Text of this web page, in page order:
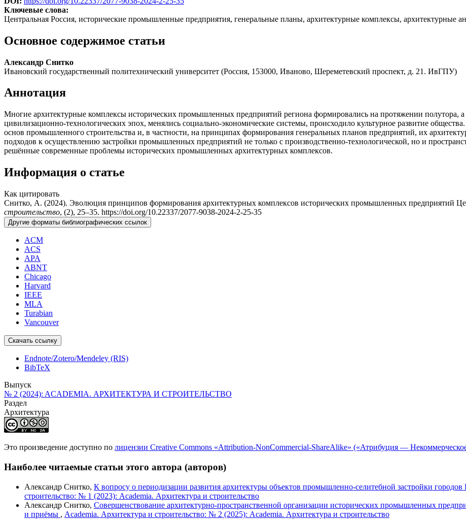
Ключевые слова:
Центральная Россия, исторические промышленные предприятия, генеральные планы, архитектурные комплексы, архитектурные
Основное содержимое статьи
Александр Снитко
Ивановский государственный политехнический университет (Россия, 153000, Иваново, Шереметевский проспект, д. 21. ИвГПУ)
Аннотация
Многие архитектурные комплексы исторических промышленных предприятий региона формировались на протяжении полутора, а
цивилизационно-технологических эпох, менялись социально-экономические системы, происходило культурное развитие
основ промышленного строительства и, в частности, на принципах формирования генеральных планов предприятий, их
подходов к осуществлению застройки промышленных предприятий не только с производственно-технологической, но и
решённые современные проблемы исторических промышленных архитектурных комплексов.
Информация о статье
Как цитировать
Снитко, А. (2024). Эволюция принципов формирования архитектурных комплексов исторических промышленных предприятий
строительство, (2), 25–35. https://doi.org/10.22337/2077-9038-2024-2-25-35
Другие форматы библиографических ссылок
ACM
ACS
APA
ABNT
Chicago
Harvard
IEEE
MLA
Turabian
Vancouver
Скачать ссылку
Endnote/Zotero/Mendeley (RIS)
BibTeX
Выпуск
№ 2 (2024): ACADEMIA. АРХИТЕКТУРА И СТРОИТЕЛЬСТВО
Раздел
Архитектура
Это произведение доступно по лицензии Creative Commons «Attribution-NonCommercial-ShareAlike» («Атрибуция —
Наиболее читаемые статьи этого автора (авторов)
Александр Снитко, К вопросу о периодизации развития архитектуры объектов промышленно-селитебной застройки
строительство: № 1 (2023): Academia. Архитектура и строительство
Александр Снитко, Совершенствование архитектурно-пространственной организации исторических промышленных
и приёмы , Academia. Архитектура и строительство: № 2 (2025): Academia. Архитектура и строительство